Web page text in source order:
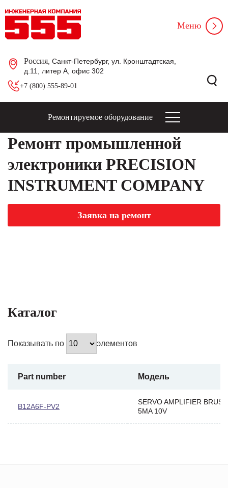
Россия , Санкт-Петербург, ул. Кронштадтская,
д.11, литер А, офис 302
+7 (800) 555-89-01
Меню
Ремонтируемое оборудование
Ремонт промышленной
электроники PRECISION
INSTRUMENT COMPANY
Заявка на ремонт
Каталог
Показывать по элементов
Part number Модель
B12A6F-PV2
SERVO AMPLIFIER
5MA 10V